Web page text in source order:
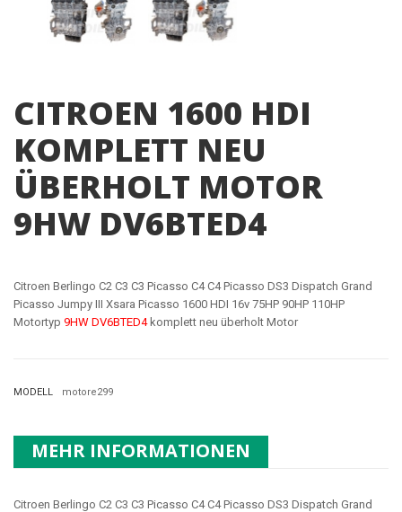
CITROEN 1600 HDI
KOMPLETT NEU
ÜBERHOLT MOTOR
9HW DV6BTED4
Citroen Berlingo C2 C3 C3 Picasso C4 C4 Picasso DS3 Dispatch Grand
Picasso Jumpy III Xsara Picasso 1600 HDI 16v 75HP 90HP 110HP
Motortyp 9HW DV6BTED4 komplett neu überholt Motor
MODELL motore299
MEHR INFORMATIONEN
Citroen Berlingo C2 C3 C3 Picasso C4 C4 Picasso DS3 Dispatch Grand